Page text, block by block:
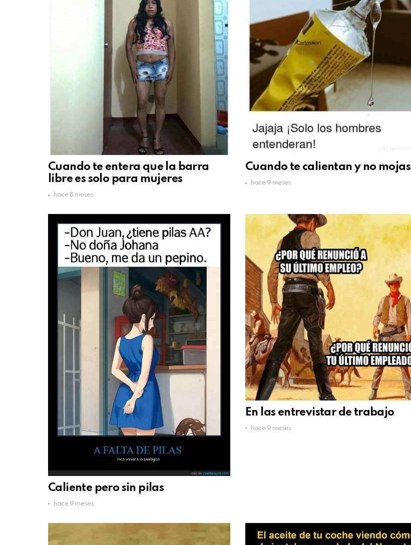
Cuando te entera que la barra
libre es solo para mujeres
hace 8 meses
Cuando te calientan y no mojas
hace 9 meses
Caliente pero sin pilas
hace 9 meses
En las entrevistar de trabajo
hace 9 meses